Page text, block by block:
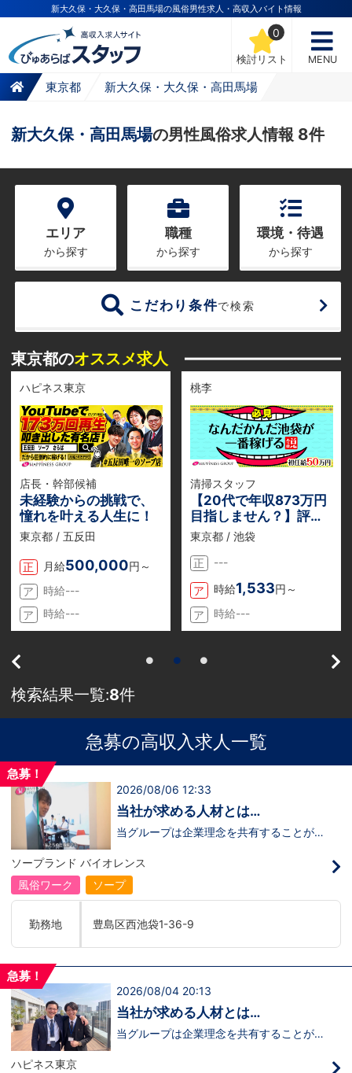
新大久保・大久保・高田馬場の風俗男性求人・高収入バイト情報
検討リスト
0
MENU
東京都 新大久保・大久保・高田馬場
新大久保・高田馬場の男性風俗求人情報 8件
エリア
から探す
職種
から探す
環境・待遇
から探す
こだわり条件で検索
東京都のオススメ求人
ハピネス東京
店長・幹部候補
未経験からの挑戦で、
憧れを叶える人生に！
東京都 / 五反田
正 月給500,000円～
ア
時給---
ア
時給---
桃李
清掃スタッフ
【20代で年収873万円
目指しません？】評価
体制が整っているから
り！
東京都 / 池袋
正
---
ア 時給1,533円～
ア
時給---
検索結果一覧:8件
急募の高収入求人一覧
急募！
2026/08/06 12:33
当社が求める人材とは…
当グループは企業理念を共有することがで
神】を持っている方を求めています。さら
に！『ハピネスグループは、店舗数が増え
ます！！』つまり…【店長/幹部】の空き
枠があるってことです。実際に働いてみ
職者になれない(´;ω;｀)なんて経験はあり
ませんか？？当グループは年功序列ではな
く実力主義です。頑張り次第でいくらでも
のある方には必要な席をしっかりご用意で
入社後、最短で8ヶ月で店長になった先輩
もいます。その先輩のあとにアナタも続き
ませんか！？勿論、男性だけではなく女性
も活躍中。ハピネスグループ初の女性店長
ソープランド バイオレンス
風俗ワーク
ソープ
勤務地 豊島区西池袋1-36-9
急募！
2026/08/04 20:13
当社が求める人材とは…
当グループは企業理念を共有することがで
ハピネス東京